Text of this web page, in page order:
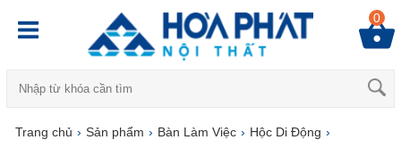
0
Trang chủ › Sản phẩm › Bàn Làm Việc › Hộc Di Động ›